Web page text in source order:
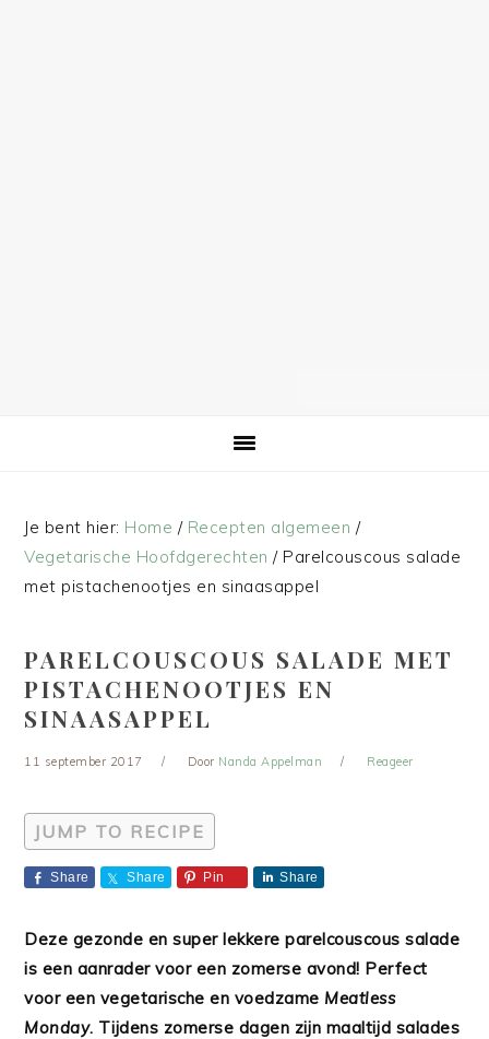
Je bent hier: Home / Recepten algemeen /
Vegetarische Hoofdgerechten /Parelcouscous salade
met pistachenootjes en sinaasappel
PARELCOUSCOUS SALADE MET
PISTACHENOOTJES EN
SINAASAPPEL
11 september 2017 Door Nanda Appelman Reageer
JUMP TO RECIPE
Share Share Pin Share
Deze gezonde en super lekkere parelcouscous salade
is een aanrader voor een zomerse avond! Perfect
voor een vegetarische en voedzame Meatless
Monday. Tijdens zomerse dagen zijn maaltijd salades